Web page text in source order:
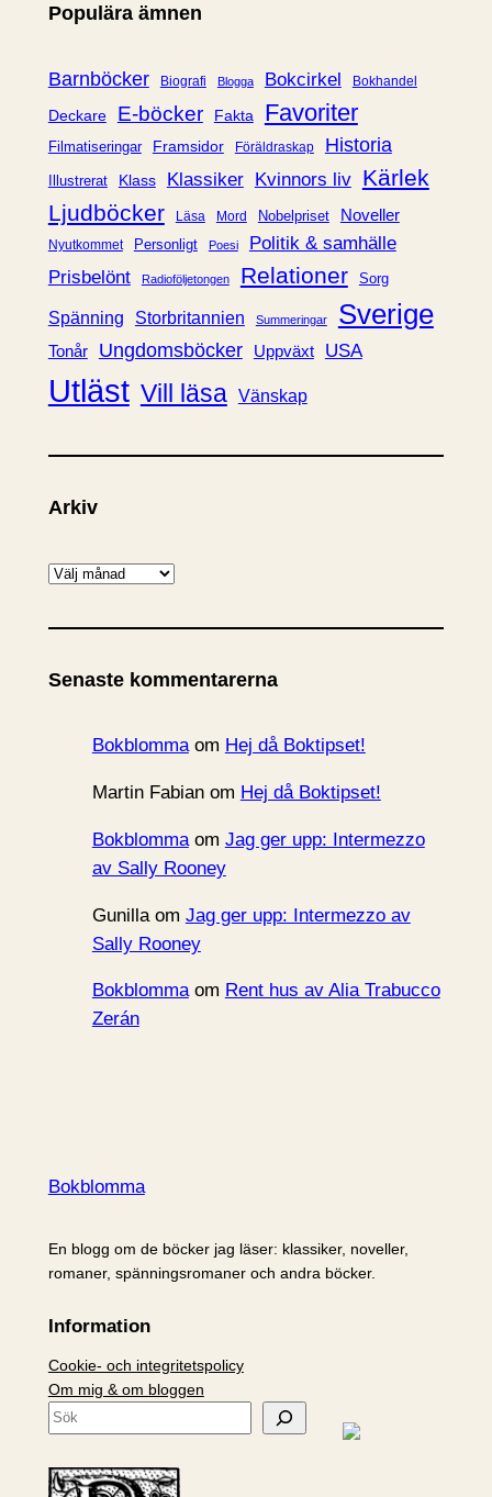
g
r
i
Populära ämnen
Barnböcker Biografi Blogga Bokcirkel Bokhandel
Deckare E-böcker Fakta Favoriter
Filmatiseringar Framsidor Föräldraskap Historia
Illustrerat Klass Klassiker Kvinnors liv Kärlek
Ljudböcker
Läsa Mord Nobelpriset Noveller
Nyutkommet Personligt Poesi
Politik & samhälle
Prisbelönt
Radioföljetongen Relationer Sorg
Spänning Storbritannien Summeringar Sverige
Tonår Ungdomsböcker Uppväxt USA
Utläst Vill läsa Vänskap
Arkiv
A
k
v
Senaste kommentarerna
Bokblommaom Hej då Boktipset!
Martin Fabianom Hej då Boktipset!
Bokblommaom Jag ger upp: Intermezzo
av Sally Rooney
Gunillaom Jag ger upp: Intermezzo av
Sally Rooney
Bokblommaom Rent hus av Alia Trabucco
Zerán
Bokblomma
En blogg om de böcker jag läser: klassiker, noveller,
romaner, spänningsromaner och andra böcker.
Information
Cookie- och integritetspolicy
Om mig & om bloggen
S
k